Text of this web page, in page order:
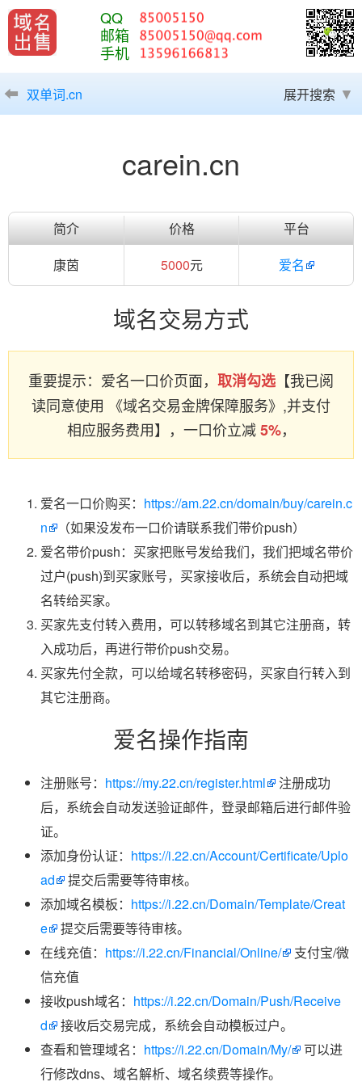
QQ
邮箱
手机
双单词.cn 展开搜索
carein.cn
简介 价格
平台
康茵
5000元 爱名
域名交易方式
重要提示：爱名一口价页面， 取消勾选 【我已阅
读同意使用 《域名交易金牌保障服务》,并支付
相应服务费用】，一口价立减5%，
爱名一口价购买： https://am.22.cn/domain/buy/carein.c
n
（如果没发布一口价请联系我们带价push）
爱名带价push：买家把账号发给我们，我们把域名带价
过户(push)到买家账号，买家接收后，系统会自动把域
名转给买家。
买家先支付转入费用，可以转移域名到其它注册商，转
入成功后，再进行带价push交易。
买家先付全款，可以给域名转移密码，买家自行转入到
其它注册商。
爱名操作指南
注册账号： https://my.22.cn/register.html
注册成功
后，系统会自动发送验证邮件，登录邮箱后进行邮件验
证。
添加身份认证： https://i.22.cn/Account/Certificate/Uplo
ad
提交后需要等待审核。
添加域名模板： https://i.22.cn/Domain/Template/Creat
e
提交后需要等待审核。
在线充值： https://i.22.cn/Financial/Online/
支付宝/微
信充值
接收push域名： https://i.22.cn/Domain/Push/Receive
d
接收后交易完成，系统会自动模板过户。
查看和管理域名： https://i.22.cn/Domain/My/
可以进
行修改dns、域名解析、域名续费等操作。